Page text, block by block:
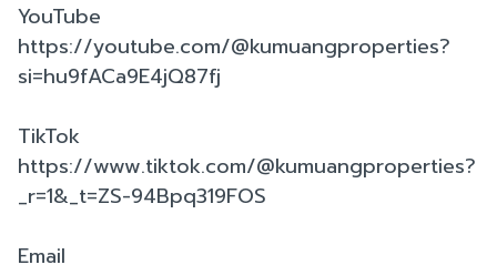
YouTube
https://youtube.com/@kumuangproperties?
si=hu9fACa9E4jQ87fj
TikTok
https://www.tiktok.com/@kumuangproperties?
_r=1&_t=ZS-94Bpq319FOS
Email